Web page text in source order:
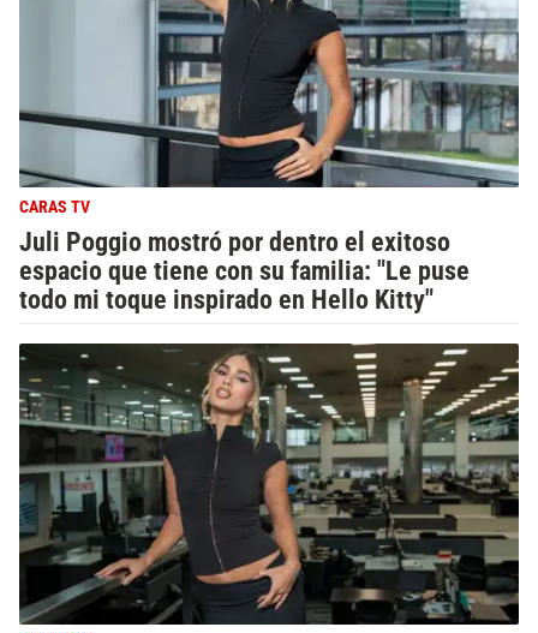
CARAS TV
Juli Poggio mostró por dentro el exitoso
espacio que tiene con su familia: "Le puse
todo mi toque inspirado en Hello Kitty"